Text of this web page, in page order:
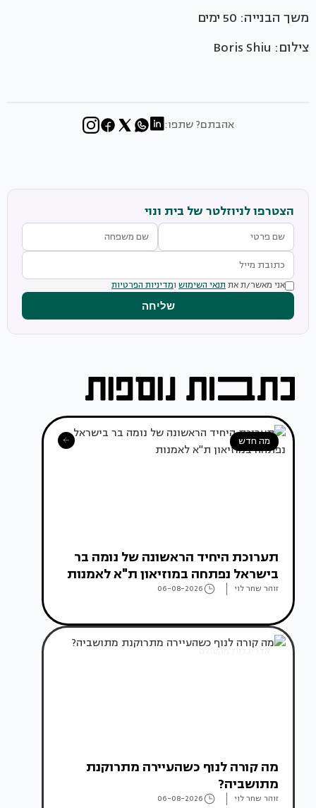
משך הבנייה: 50 ימים
צילום: Boris Shiu
אהבתם? שתפו:
הצטרפו לניוזלטר של בית ונוי
אני מאשר/ת את תנאי השימוש ומדיניות הפרטיות
שליחה
מה חדש
תערוכת היחיד הראשונה של נומה בר
בישראל נפתחה במוזיאון ת"א לאמנות
זוהר שחר לוי 06-08-2026
אדריכלות מהעולם
מה קורה לנוף כשהעיירה מתרוקנת
מתושביה?
זוהר שחר לוי 06-08-2026